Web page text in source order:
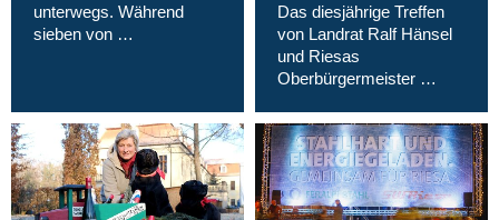
unterwegs. Während
sieben von …
Das diesjährige Treffen
von Landrat Ralf Hänsel
und Riesas
Oberbürgermeister …